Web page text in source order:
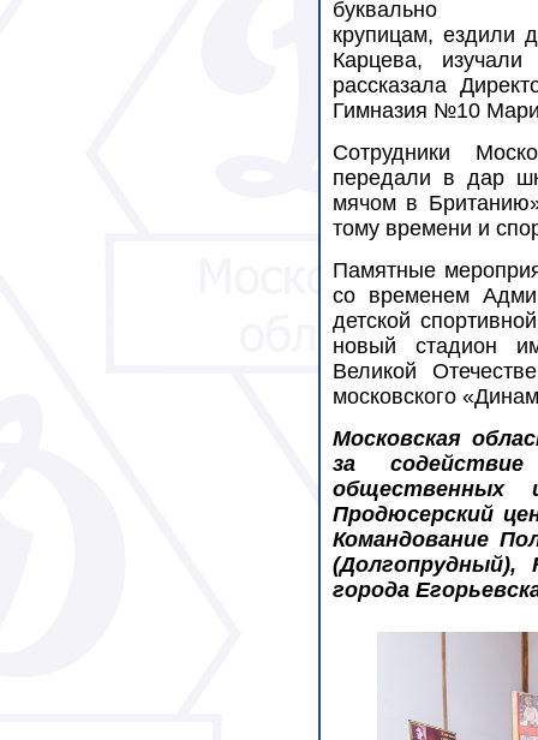
буквально
крупицам, ездили
Карцева,
рассказала
Гимназия №10
Сотрудники
передали в дар
мячом в
тому времени и
Памятные
со временем
детской спортивной
новый стадион
Великой
московского
Московская
за содействие
общественных
Продюсерский
Командование
города